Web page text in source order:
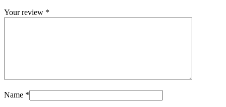
Your review *
Name *